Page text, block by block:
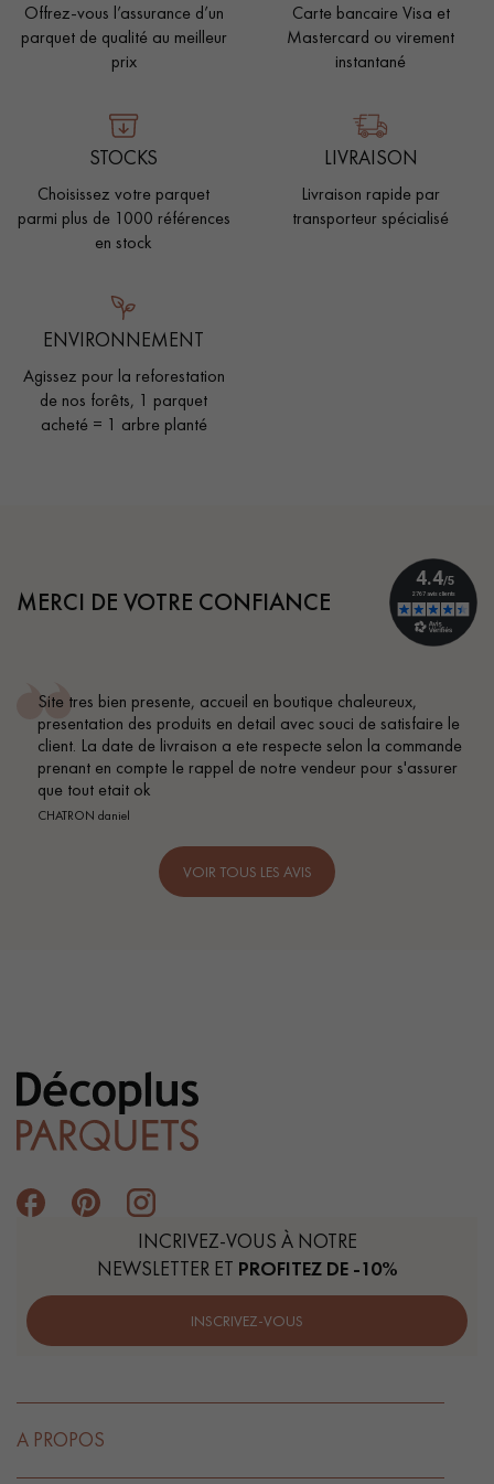
Offrez-vous l’assurance d’un
parquet de qualité au meilleur
prix
Carte bancaire Visa et
Mastercard ou virement
instantané
STOCKS
Choisissez votre parquet
parmi plus de 1000 références
en stock
LIVRAISON
Livraison rapide par
transporteur spécialisé
ENVIRONNEMENT
Agissez pour la reforestation
de nos forêts, 1 parquet
acheté = 1 arbre planté
MERCI DE VOTRE CONFIANCE
tres bien presente, accueil en boutique chaleureux,
des produits en detail avec souci de satisfaire le
La date de livraison a ete respecte selon la commande
en compte le rappel de notre vendeur pour s'assurer
tout etait ok
daniel
VOIR TOUS LES AVIS
INCRIVEZ-VOUS À NOTRE
NEWSLETTER ET PROFITEZ DE -10%
INSCRIVEZ-VOUS
A PROPOS